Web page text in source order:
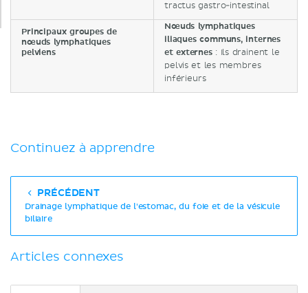
tractus gastro-intestinal
Principaux groupes de
nœuds lymphatiques
pelviens
Nœuds lymphatiques
iliaques communs, internes
et externes: Ils drainent le
pelvis et les membres
inférieurs
Continuez à apprendre
PRÉCÉDENT
Drainage lymphatique de l'estomac, du foie et de la vésicule
biliaire
Articles connexes